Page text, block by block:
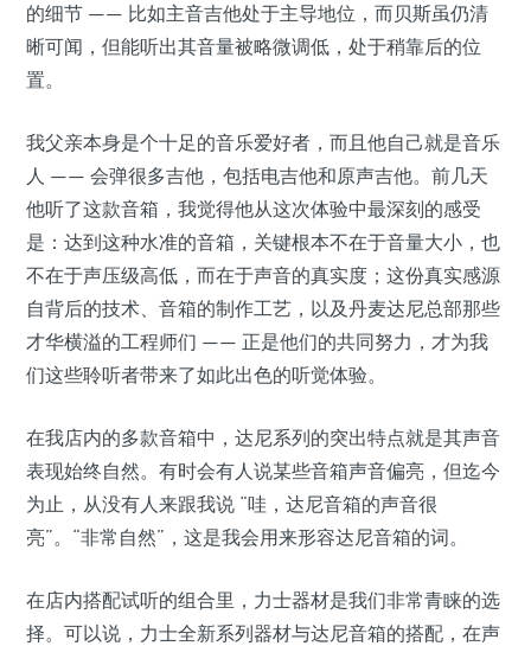
的细节 —— 比如主音吉他处于主导地位，而贝斯虽仍清
晰可闻，但能听出其音量被略微调低，处于稍靠后的位
置。
我父亲本身是个十足的音乐爱好者，而且他自己就是音乐
人 —— 会弹很多吉他，包括电吉他和原声吉他。前几天
他听了这款音箱，我觉得他从这次体验中最深刻的感受
是：达到这种水准的音箱，关键根本不在于音量大小，也
不在于声压级高低，而在于声音的真实度；这份真实感源
自背后的技术、音箱的制作工艺，以及丹麦达尼总部那些
才华横溢的工程师们 —— 正是他们的共同努力，才为我
们这些聆听者带来了如此出色的听觉体验。
在我店内的多款音箱中，达尼系列的突出特点就是其声音
表现始终自然。有时会有人说某些音箱声音偏亮，但迄今
为止，从没有人来跟我说 “哇，达尼音箱的声音很
亮”。“非常自然”，这是我会用来形容达尼音箱的词。
在店内搭配试听的组合里，力士器材是我们非常青睐的选
择。可以说，力士全新系列器材与达尼音箱的搭配，在声